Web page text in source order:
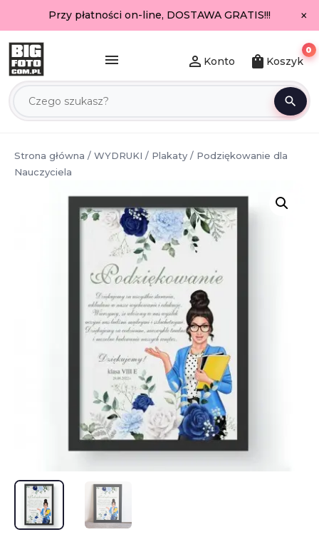
Przy płatności on-line, DOSTAWA GRATIS!!! ×
menu
search
person_outline Konto shopping_bag Koszyk
0
Strona główna / WYDRUKI / Plakaty / Podziękowanie dla
Nauczyciela